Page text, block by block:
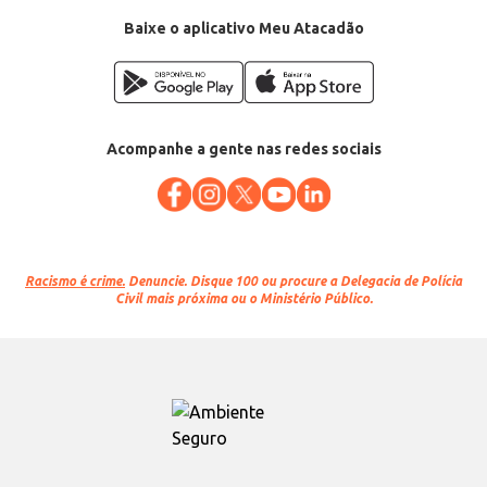
Baixe o aplicativo Meu Atacadão
Acompanhe a gente nas redes sociais
Racismo é crime. Denuncie. Disque 100 ou procure a Delegacia de Polícia
Civil mais próxima ou o Ministério Público.